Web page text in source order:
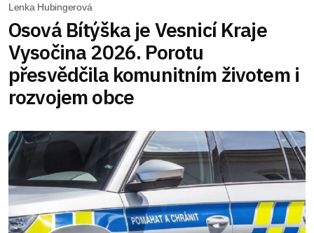
Lenka Hubingerová
Osová Bítýška je Vesnicí Kraje
Vysočina 2026. Porotu
přesvědčila komunitním životem i
rozvojem obce